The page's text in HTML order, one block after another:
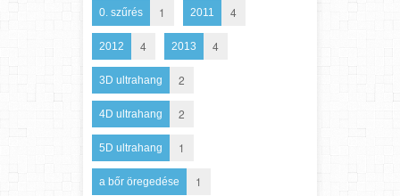
0. szűrés 1 2011 4
2012 4 2013 4
3D ultrahang 2
4D ultrahang 2
5D ultrahang 1
a bőr öregedése 1